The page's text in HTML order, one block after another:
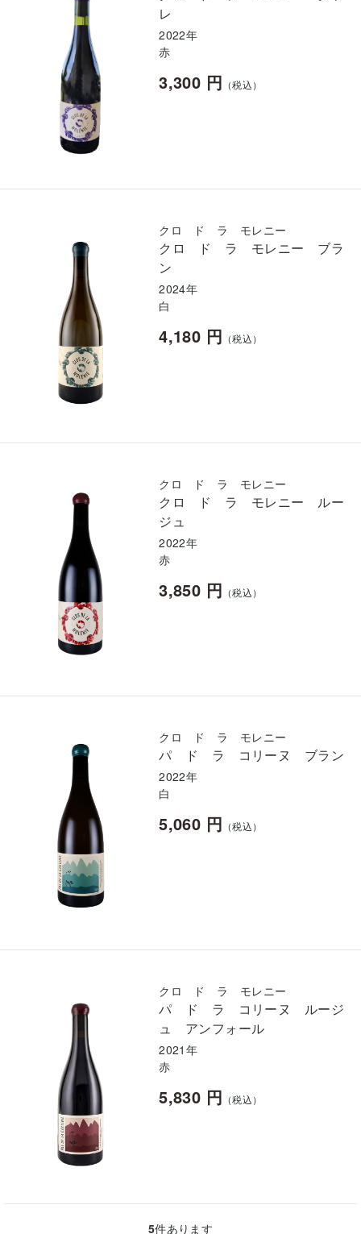
レ
2022年
赤
3,300 円 （税込）
クロ ド ラ モレニー
クロ ド ラ モレニー ブラ
ン
2024年
白
4,180 円 （税込）
クロ ド ラ モレニー
クロ ド ラ モレニー ルー
ジュ
2022年
赤
3,850 円 （税込）
クロ ド ラ モレニー
パ ド ラ コリーヌ ブラン
2022年
白
5,060 円 （税込）
クロ ド ラ モレニー
パ ド ラ コリーヌ ルージ
ュ アンフォール
2021年
赤
5,830 円 （税込）
5件あります